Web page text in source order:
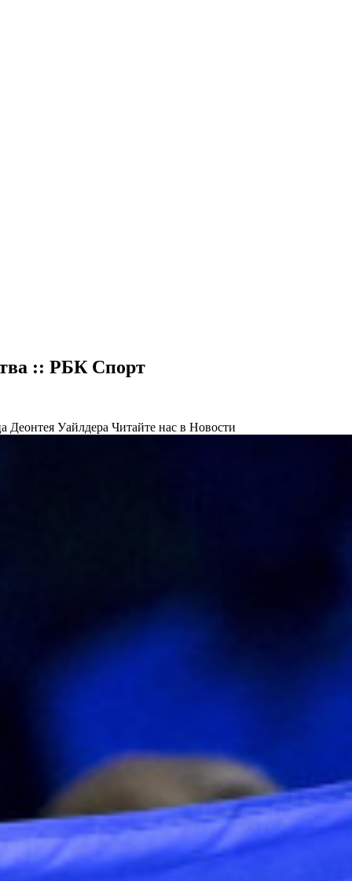
:: РБК Спорт
Деонтея Уайлдера Читайте нас в Новости